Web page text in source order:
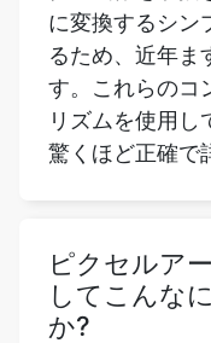
に変換するシン
るため、近年ま
す。これらのコ
リズムを使用し
驚くほど正確で
ピクセルア
してこんな
か?